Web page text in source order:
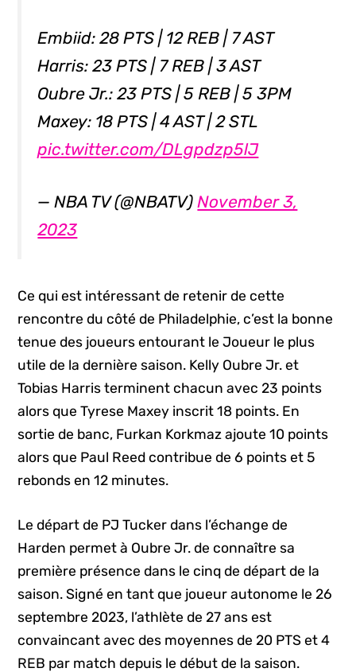
Embiid: 28 PTS | 12 REB | 7 AST
Harris: 23 PTS | 7 REB | 3 AST
Oubre Jr.: 23 PTS | 5 REB | 5 3PM
Maxey: 18 PTS | 4 AST | 2 STL
pic.twitter.com/DLgpdzp5lJ
— NBA TV (@NBATV)November 3,
2023
Ce qui est intéressant de retenir de cette
rencontre du côté de Philadelphie, c’est la bonne
tenue des joueurs entourant le Joueur le plus
utile de la dernière saison. Kelly Oubre Jr. et
Tobias Harris terminent chacun avec 23 points
alors que Tyrese Maxey inscrit 18 points. En
sortie de banc, Furkan Korkmaz ajoute 10 points
alors que Paul Reed contribue de 6 points et 5
rebonds en 12 minutes.
Le départ de PJ Tucker dans l’échange de
Harden permet à Oubre Jr. de connaître sa
première présence dans le cinq de départ de la
saison. Signé en tant que joueur autonome le 26
septembre 2023, l’athlète de 27 ans est
convaincant avec des moyennes de 20 PTS et 4
REB par match depuis le début de la saison.